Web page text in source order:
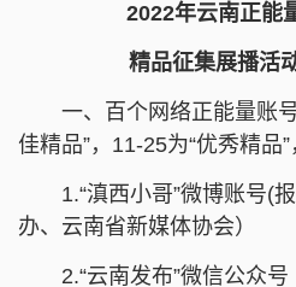
2022年云南正能
精品征集展播活动
一、百个网络正能量账号
佳精品”，11-25为“优秀精品”
1.“滇西小哥”微博账号(报
办、云南省新媒体协会）
2.“云南发布”微信公众号